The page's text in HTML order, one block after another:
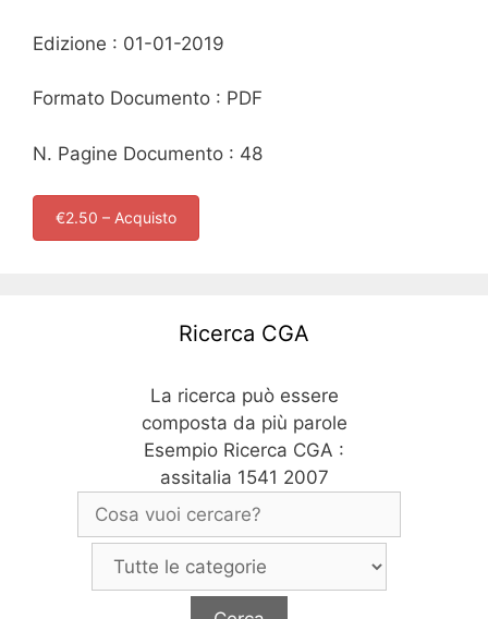
Edizione : 01-01-2019
Formato Documento : PDF
N. Pagine Documento : 48
€2.50 – Acquisto
Ricerca CGA
La ricerca può essere
composta da più parole
Esempio Ricerca CGA :
assitalia 1541 2007